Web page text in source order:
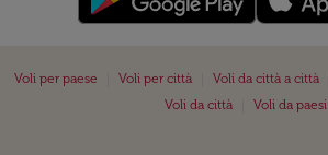
Voli per paese Voli per città Voli da città a città
Voli da città
Voli da paesi